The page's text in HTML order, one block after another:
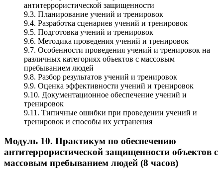
антитеррористической защищенности
9.3. Планирование учений и тренировок
9.4. Разработка сценариев учений и тренировок
9.5. Подготовка учений и тренировок
9.6. Методика проведения учений и тренировок
9.7. Особенности проведения учений и тренировок на
различных категориях объектов с массовым
пребыванием людей
9.8. Разбор результатов учений и тренировок
9.9. Оценка эффективности учений и тренировок
9.10. Документационное обеспечение учений и
тренировок
9.11. Типичные ошибки при проведении учений и
тренировок и способы их устранения
Модуль 10. Практикум по обеспечению
антитеррористической защищенности объектов с
массовым пребыванием людей (8 часов)